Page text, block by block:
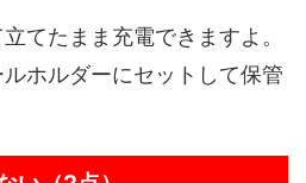
てたまま充電できますよ。
ホルダーにセットして保管